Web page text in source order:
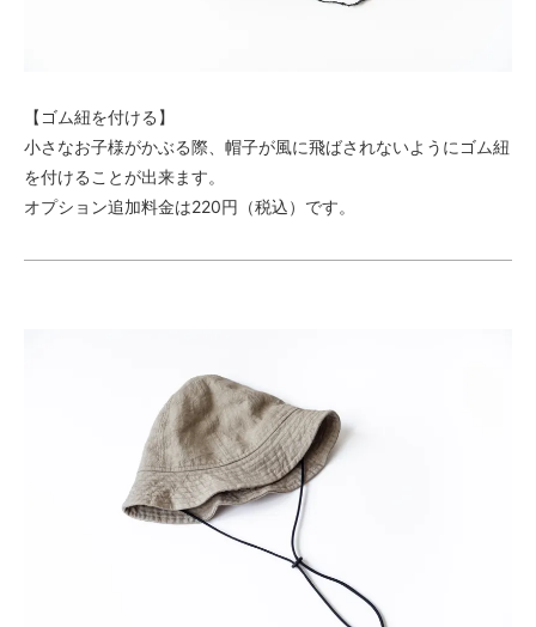
7,480円(税680円)
よもぎ・61（5）
7,480円(税680円)
【ゴム紐を付ける】
小さなお子様がかぶる際、帽子が風に飛ばされないようにゴム紐
を付けることが出来ます。
オプション追加料金は220円（税込）です。